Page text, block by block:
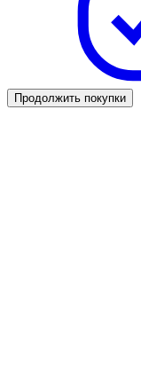
Продолжить покупки